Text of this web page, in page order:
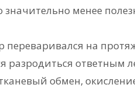
значительно менее
на
разродиться
обмен,